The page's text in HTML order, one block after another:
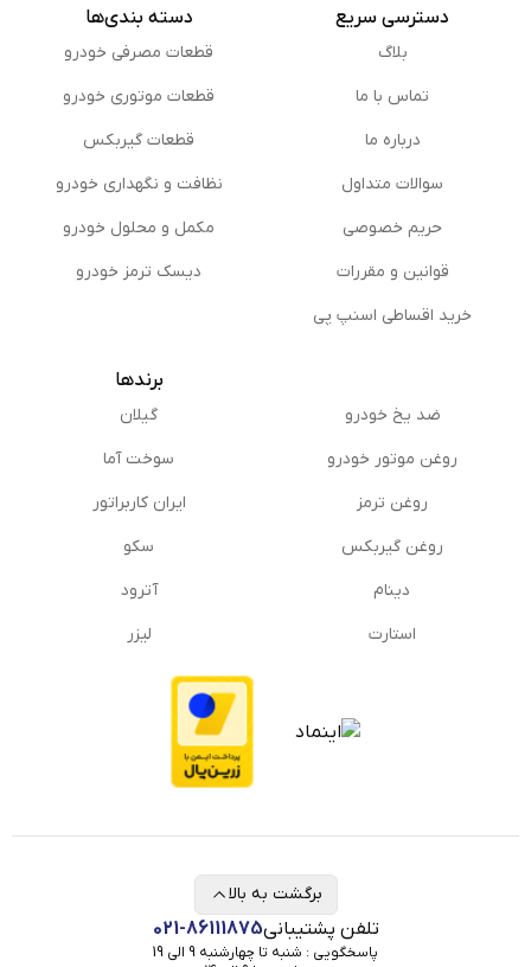
دسترسی سریع
بلاگ
تماس با ما
درباره ما
سوالات متداول
حریم خصوصی
قوانین و مقررات
خرید اقساطی اسنپ پی
دسته بندی‌ها
قطعات مصرفی خودرو
قطعات موتوری خودرو
قطعات گیربکس
نظافت و نگهداری خودرو
مكمل و محلول خودرو
دیسک ترمز خودرو
ضد یخ خودرو
روغن موتور خودرو
روغن ترمز
روغن گیربكس
دینام
استارت
برندها
گیلان
سوخت آما
ایران کاربراتور
سکو
آترود
لیزر
تلفن پشتیبانی021-86111875
پاسخگویی : شنبه تا چهارشنبه 9 الی 19
برگشت به بالا